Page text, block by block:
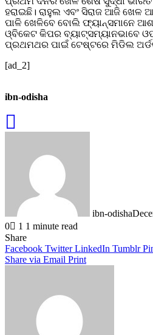
ହରାଇଛି। ରାହୁଲ ଏବଂ ସିରାଜ ଆଜି
ପାଳି ଖେଳିବେ ବୋଲି ଫ୍ୟାନ୍ସମାନେ
ଓ୍ବିକେଟ କିପର ବ୍ୟାଟ୍ସମ୍ୟାନଭାବେ
ପ୍ରଥମଥର ପାଇଁ ଟେଷ୍ଟରେ ମିଡିଲ
[ad_2]
ibn-odisha
ibn-odisha
0
1 1 minute read
Facebook
Twitter
LinkedIn
Tumblr
Pinterest
Reddit
WhatsApp
Share
Facebook Twitter LinkedIn Tumblr
Share via Email Print